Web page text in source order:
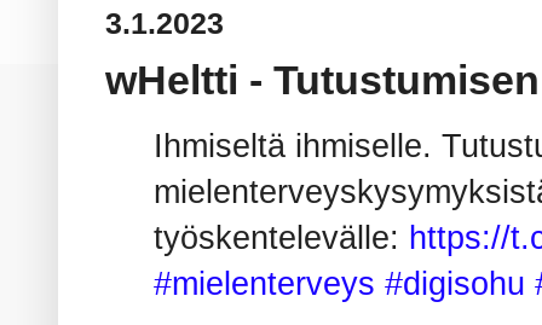
3.1.2023
wHeltti -
Ihmiseltä ihmiselle.
työskentelevälle: https://
#mielenterveys #digisohu